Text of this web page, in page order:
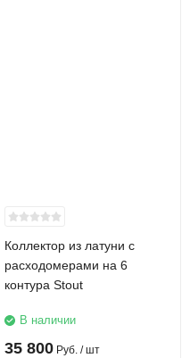
Коллектор из латуни с
расходомерами на 6
контура Stout
В наличии
35 800 Руб. / шт